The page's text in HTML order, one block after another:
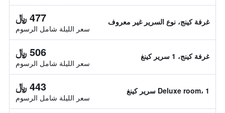
غرفة كينج، نوع السرير غير معروف 477 ﷼
سعر الليلة شامل الرسوم
غرفة كينج، 1 سرير كينغ 506 ﷼
سعر الليلة شامل الرسوم
Deluxe room، 1 سرير كينغ 443 ﷼
سعر الليلة شامل الرسوم